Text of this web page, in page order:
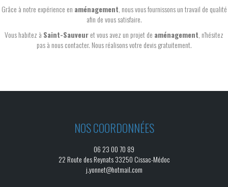
Grâce à notre expérience en aménagement, nous vous fournissons un travail de qualité
afin de vous satisfaire.
Vous habitez à Saint-Sauveuret vous avez un projet de aménagement, n'hésitez
pas à nous contacter. Nous réalisons votre devis gratuitement.
NOS COORDONNÉES
06 23 00 70 89
22 Route des Reynats 33250 Cissac-Médoc
j.yonnet@hotmail.com